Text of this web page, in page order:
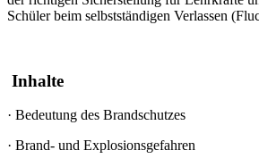
Schüler beim selbstständigen Verlassen
Inhalte
· Bedeutung des Brandschutzes
· Brand- und Explosionsgefahren